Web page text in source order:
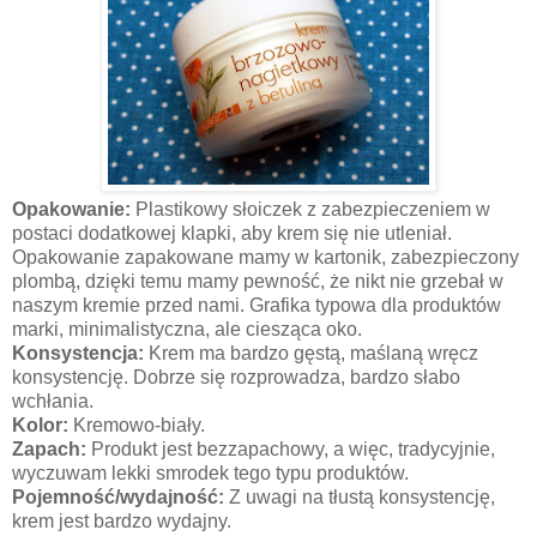
Opakowanie: Plastikowy słoiczek z zabezpieczeniem w
postaci dodatkowej klapki, aby krem się nie utleniał.
Opakowanie zapakowane mamy w kartonik, zabezpieczony
plombą, dzięki temu mamy pewność, że nikt nie grzebał w
naszym kremie przed nami. Grafika typowa dla produktów
marki, minimalistyczna, ale ciesząca oko.
Konsystencja: Krem ma bardzo gęstą, maślaną wręcz
konsystencję. Dobrze się rozprowadza, bardzo słabo
wchłania.
Kolor: Kremowo-biały.
Zapach: Produkt jest bezzapachowy, a więc, tradycyjnie,
wyczuwam lekki smrodek tego typu produktów.
Pojemność/wydajność: Z uwagi na tłustą konsystencję,
krem jest bardzo wydajny.